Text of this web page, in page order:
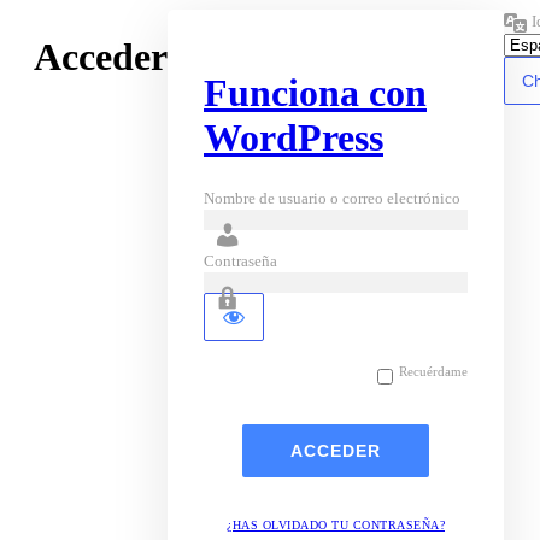
Acceder
Funciona con
WordPress
Nombre de usuario o correo electrónico
Contraseña
Recuérdame
¿HAS OLVIDADO TU CONTRASEÑA?